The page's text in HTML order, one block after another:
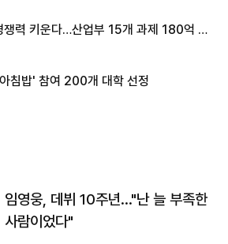
쟁력 키운다…산업부 15개 과제 180억 지
침밥' 참여 200개 대학 선정
임영웅, 데뷔 10주년…"난 늘 부족한
사람이었다"